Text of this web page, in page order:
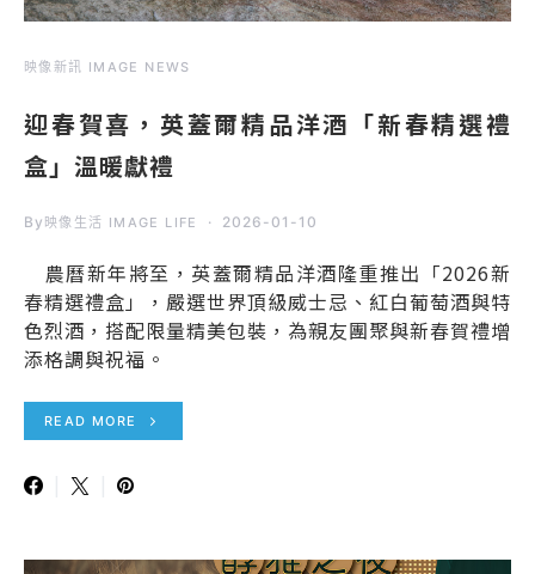
映像新訊 IMAGE NEWS
迎春賀喜，英蓋爾精品洋酒「新春精選禮
盒」溫暖獻禮
By 映像生活 IMAGE LIFE 2026-01-10
農曆新年將至，英蓋爾精品洋酒隆重推出「2026新
春精選禮盒」，嚴選世界頂級威士忌、紅白葡萄酒與特
色烈酒，搭配限量精美包裝，為親友團聚與新春賀禮增
添格調與祝福。
READ MORE